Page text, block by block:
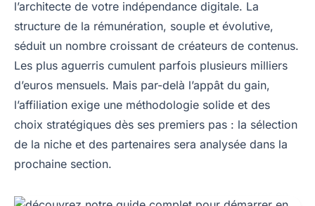
l’architecte de votre indépendance digitale. La
structure de la rémunération, souple et évolutive,
séduit un nombre croissant de créateurs de contenus.
Les plus aguerris cumulent parfois plusieurs milliers
d’euros mensuels. Mais par-delà l’appât du gain,
l’affiliation exige une méthodologie solide et des
choix stratégiques dès ses premiers pas : la sélection
de la niche et des partenaires sera analysée dans la
prochaine section.